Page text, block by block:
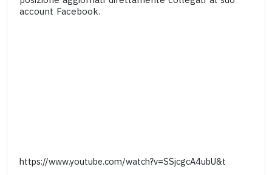
account Facebook.
https://www.youtube.com/watch?v=SSjcgcA4ubU&t